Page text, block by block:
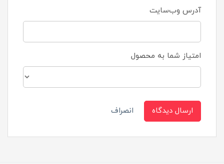
آدرس وب‌سایت
امتیاز شما به محصول
ارسال دیدگاه انصراف